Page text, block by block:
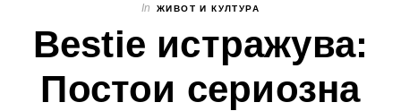
In ЖИВОТ И КУЛТУРА
Bestie истражува:
Постои сериозна